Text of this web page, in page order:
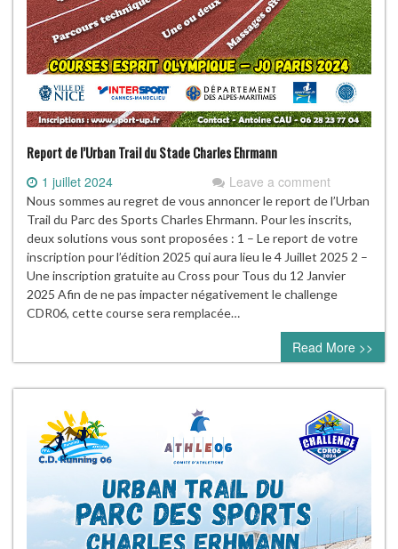
Report de l’Urban Trail du Stade Charles Ehrmann
1 juillet 2024 Leave a comment
Nous sommes au regret de vous annoncer le report de l’Urban
Trail du Parc des Sports Charles Ehrmann. Pour les inscrits,
deux solutions vous sont proposées : 1 – Le report de votre
inscription pour l’édition 2025 qui aura lieu le 4 Juillet 2025 2 –
Une inscription gratuite au Cross pour Tous du 12 Janvier
2025 Afin de ne pas impacter négativement le challenge
CDR06, cette course sera remplacée…
Read More >>